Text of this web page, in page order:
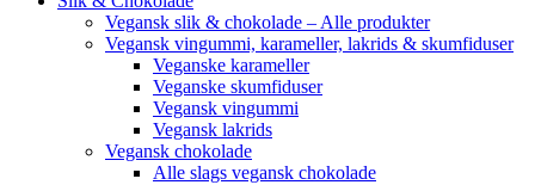
Vegansk slik & chokolade – Alle produkter
Vegansk vingummi, karameller, lakrids & skumfiduser
Veganske karameller
Veganske skumfiduser
Vegansk vingummi
Vegansk lakrids
Vegansk chokolade
Alle slags vegansk chokolade